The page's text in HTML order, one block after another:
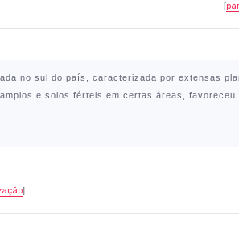
[
no sul do país, caracterizada por extensas
e solos férteis em certas áreas,
]